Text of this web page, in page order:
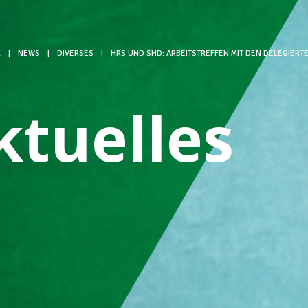
NEWS DIVERSES HRS UND SHD: ARBEITSTREFFEN MIT DEN